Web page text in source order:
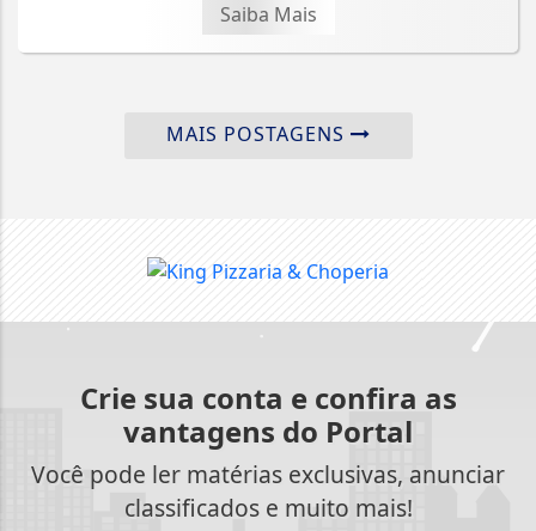
Saiba Mais
MAIS POSTAGENS
Crie sua conta e confira as
vantagens do Portal
Você pode ler matérias exclusivas, anunciar
classificados e muito mais!